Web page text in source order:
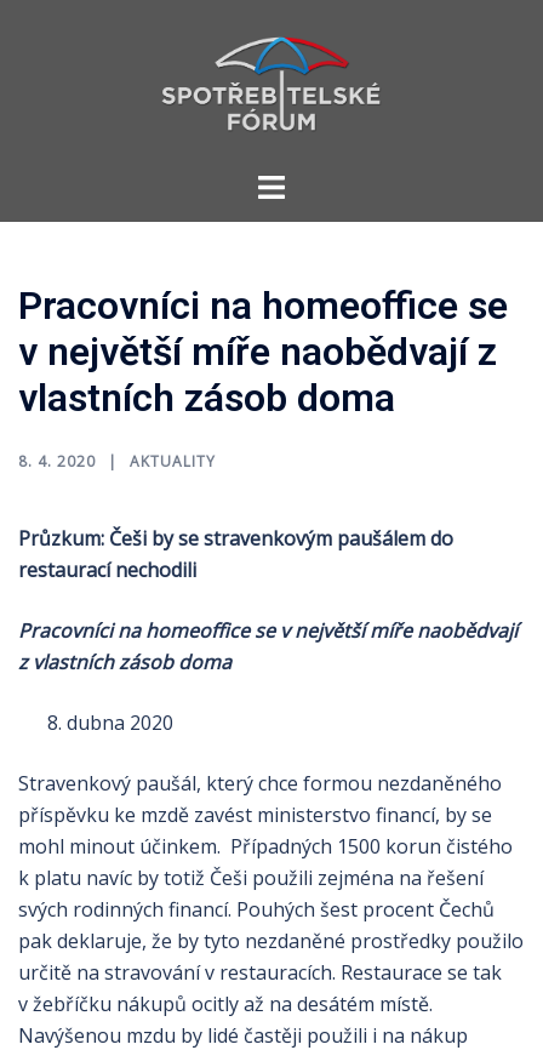
Toggle
Pracovníci na homeoffice se
v největší míře naobědvají z
vlastních zásob doma
8. 4. 2020 AKTUALITY
Průzkum: Češi by se stravenkovým paušálem do
restaurací nechodili
Pracovníci na homeoffice se v největší míře naobědvají
z vlastních zásob doma
dubna 2020
Stravenkový paušál, který chce formou nezdaněného
příspěvku ke mzdě zavést ministerstvo financí, by se
mohl minout účinkem. Případných 1500 korun čistého
k platu navíc by totiž Češi použili zejména na řešení
svých rodinných financí. Pouhých šest procent Čechů
pak deklaruje, že by tyto nezdaněné prostředky použilo
určitě na stravování v restauracích. Restaurace se tak
v žebříčku nákupů ocitly až na desátém místě.
Navýšenou mzdu by lidé častěji použili i na nákup